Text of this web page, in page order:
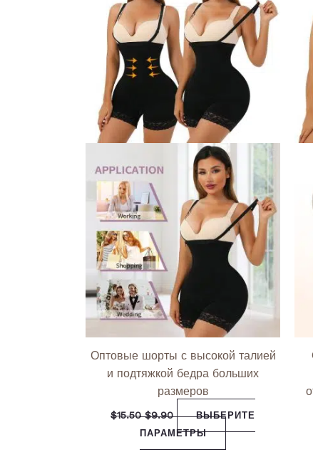
Оптовые шорты с высокой талией
и подтяжкой бедра больших
размеров
$15.50 $9.90
ВЫБЕРИТЕ
ПАРАМЕТРЫ
несколько
вариаций.
Опции
можно
выбрать
странице
товара.